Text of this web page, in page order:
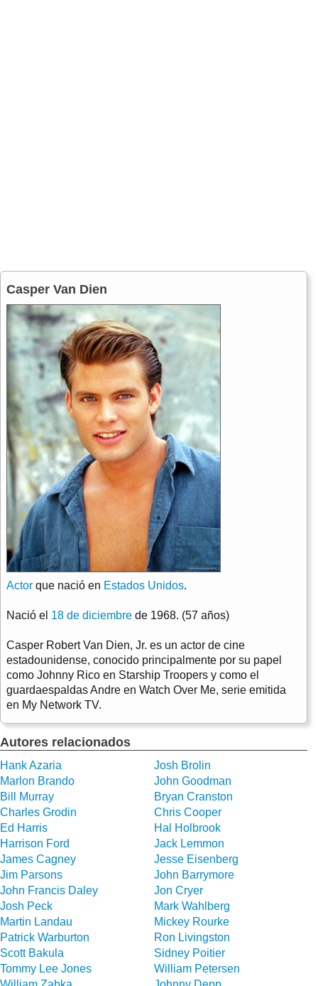
Casper Van Dien
Actor que nació en Estados Unidos.
Nació el 18 de diciembre de 1968. (57 años)
Casper Robert Van Dien, Jr. es un actor de cine
estadounidense, conocido principalmente por su papel
como Johnny Rico en Starship Troopers y como el
guardaespaldas Andre en Watch Over Me, serie emitida
en My Network TV.
Autores relacionados
Hank Azaria
Josh Brolin
Marlon Brando
John Goodman
Bill Murray
Bryan Cranston
Charles Grodin
Chris Cooper
Ed Harris
Hal Holbrook
Harrison Ford
Jack Lemmon
James Cagney
Jesse Eisenberg
Jim Parsons
John Barrymore
John Francis Daley
Jon Cryer
Josh Peck
Mark Wahlberg
Martin Landau
Mickey Rourke
Patrick Warburton
Ron Livingston
Scott Bakula
Sidney Poitier
Tommy Lee Jones
William Petersen